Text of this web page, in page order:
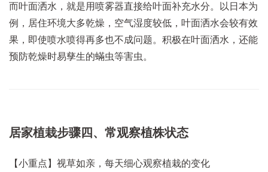
而叶面洒水，就是用喷雾器直接给叶面补充水分。以日本为
例，居住环境大多乾燥，空气湿度较低，叶面洒水会较有效
果，即使喷水喷得再多也不成问题。积极在叶面洒水，还能
预防乾燥时易孳生的蟎虫等害虫。
居家植栽步骤四、常观察植株状态
【小重点】视草如亲，每天细心观察植栽的变化